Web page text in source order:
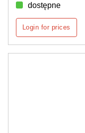
dostępne
Login for prices